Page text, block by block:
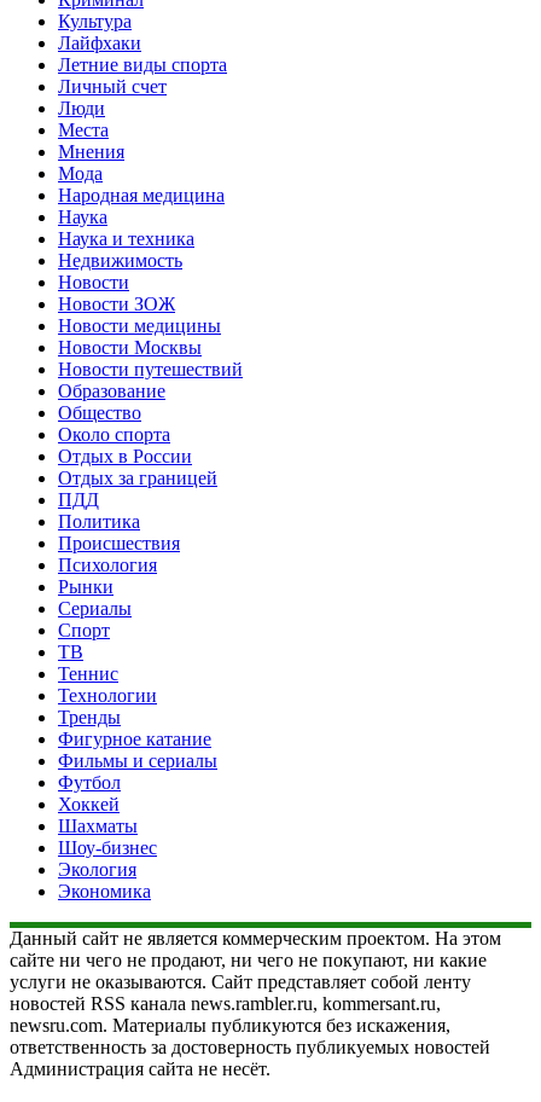
Культура
Лайфхаки
Летние виды спорта
Личный счет
Люди
Места
Мнения
Мода
Народная медицина
Наука
Наука и техника
Недвижимость
Новости
Новости ЗОЖ
Новости медицины
Новости Москвы
Новости путешествий
Образование
Общество
Около спорта
Отдых в России
Отдых за границей
ПДД
Политика
Происшествия
Психология
Рынки
Сериалы
Спорт
ТВ
Теннис
Технологии
Тренды
Фигурное катание
Фильмы и сериалы
Футбол
Хоккей
Шахматы
Шоу-бизнес
Экология
Экономика
Данный сайт не является коммерческим проектом. На этом
сайте ни чего не продают, ни чего не покупают, ни какие
услуги не оказываются. Сайт представляет собой ленту
новостей RSS канала news.rambler.ru, kommersant.ru,
newsru.com. Материалы публикуются без искажения,
ответственность за достоверность публикуемых новостей
Администрация сайта не несёт.